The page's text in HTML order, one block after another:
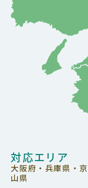
対応エリア
大阪府・兵庫県・
山県